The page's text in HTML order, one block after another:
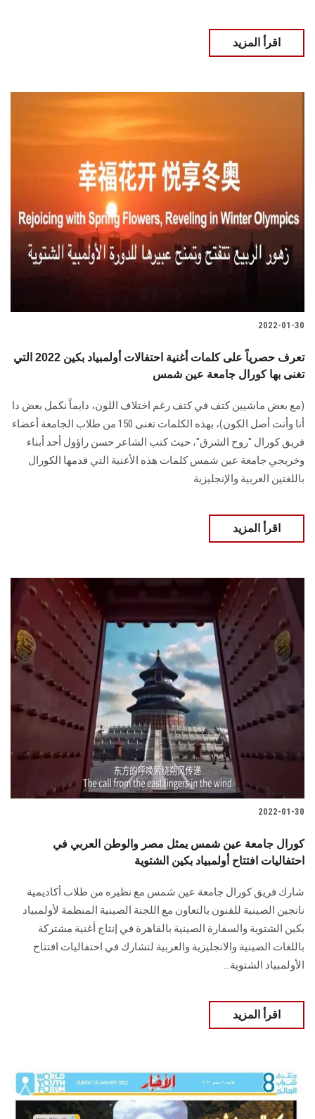
اقرأ المزيد
2022-01-30
تعرف حصرياً على كلمات أغنية احتفالات أولمبياد بكين 2022 التي
تغنى بها كورال جامعة عين شمس
(مع بعض ماشيين كتف في كتف رغم اختلاف اللون، دايماً نكمل بعض دا
أنا وأنت أصل الكون)، بهذه الكلمات تغنى 150 من طلاب الجامعة أعضاء
فريق كورال "روح الشرق"، حيث كتب الشاعر حسن راؤول أحد أبناء
وخريجي جامعة عين شمس كلمات هذه الأغنية التي قدمها الكورال
باللغتين العربية والإنجليزية
اقرأ المزيد
2022-01-30
كورال جامعة عين شمس يمثل مصر والوطن العربي في
احتفاليات افتتاح أولمبياد بكين الشتوية
شارك فريق كورال جامعة عين شمس مع نظيره من طلاب أكاديمية
نانجين الصينية للفنون بالتعاون مع اللجنة الصينية المنظمة لأولمبياد
بكين الشتوية والسفارة الصينية بالقاهرة في إنتاج أغنية مشتركة
باللغات الصينية والانجليزية والعربية لتشارك في احتفاليات افتتاح
الأولمبياد الشتوية...
اقرأ المزيد